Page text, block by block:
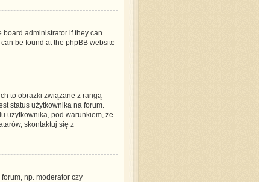
administrator if they can
be found at the phpBB website
to obrazki związane z rangą
status użytkownika na forum.
użytkownika, pod warunkiem, że
skontaktuj się z
np. moderator czy